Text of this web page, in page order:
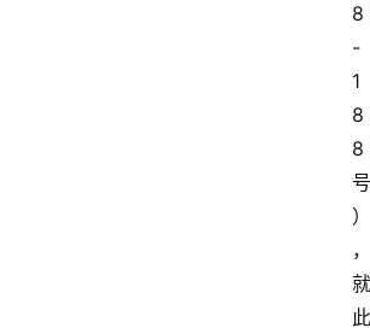
8
-
1
8
8